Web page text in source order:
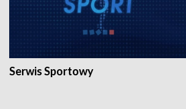
Serwis Sportowy